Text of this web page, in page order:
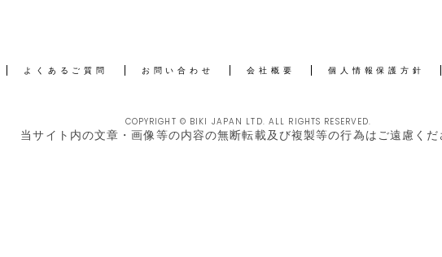
よくあるご質問 お問い合わせ 会社概要 個人情報保護方針
COPYRIGHT © BIKI JAPAN LTD. ALL RIGHTS RESERVED.
当サイト内の文章・画像等の内容の無断転載及び複製等の行為はご遠慮くだ